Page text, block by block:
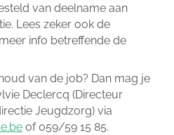
van deelname aan
Lees zeker ook de
info betreffende de
van de job? Dan mag je
Declercq (Directeur
Jeugdzorg) via
of 059/59 15 85.